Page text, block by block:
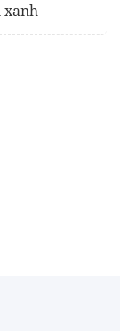
xanh